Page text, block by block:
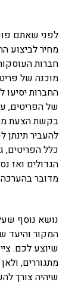
לפני שאתם
מחיר לביצוע
חברות
מוכנה של
החברות
של הפריטים,
בקשת הצעת
להעביר תינתן
כלל הפריטים,
הגדולים ואז
מדובר
נושא נוסף
המקור והיעד
שיוצע לכם.
מתגוררים,
שיהיה צורך